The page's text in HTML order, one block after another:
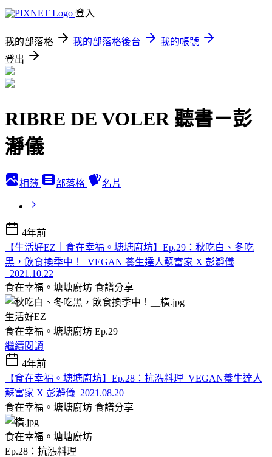
登入
我的部落格 我的部落格後台
我的帳號
登出
RIBRE DE VOLER 聽書－彭
瀞儀
相簿 部落格 名片
4年前
【生活好EZ｜食在幸福。塘塘廚坊】Ep.29：秋吃白、冬吃
黑，飲食換季中！_VEGAN 養生達人蘇富家 X 彭瀞儀
_2021.10.22
食在幸福。塘塘廚坊 食譜分享
生活好EZ
食在幸福。塘塘廚坊 Ep.29
繼續閱讀
4年前
【食在幸福。塘塘廚坊】Ep.28：抗漲料理_VEGAN養生達人
蘇富家 X 彭瀞儀_2021.08.20
食在幸福。塘塘廚坊 食譜分享
食在幸福。塘塘廚坊
Ep.28： 抗漲料理